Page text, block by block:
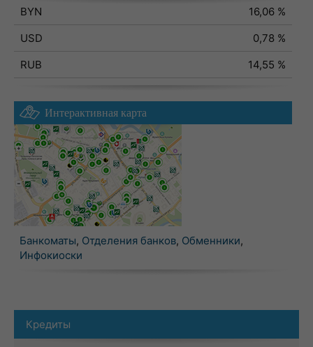
BYN
16,06 %
USD
0,78 %
RUB
14,55 %
Интерактивная карта
Банкоматы, Отделения банков, Обменники,
Инфокиоски
Кредиты